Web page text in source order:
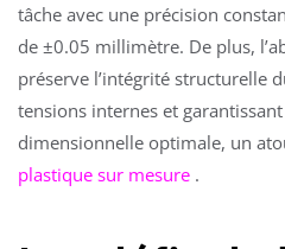
tâche avec une précision
de ±0.05 millimètre. De plus,
préserve l’intégrité structurelle
tensions internes et
dimensionnelle optimale, un
plastique sur mesure .